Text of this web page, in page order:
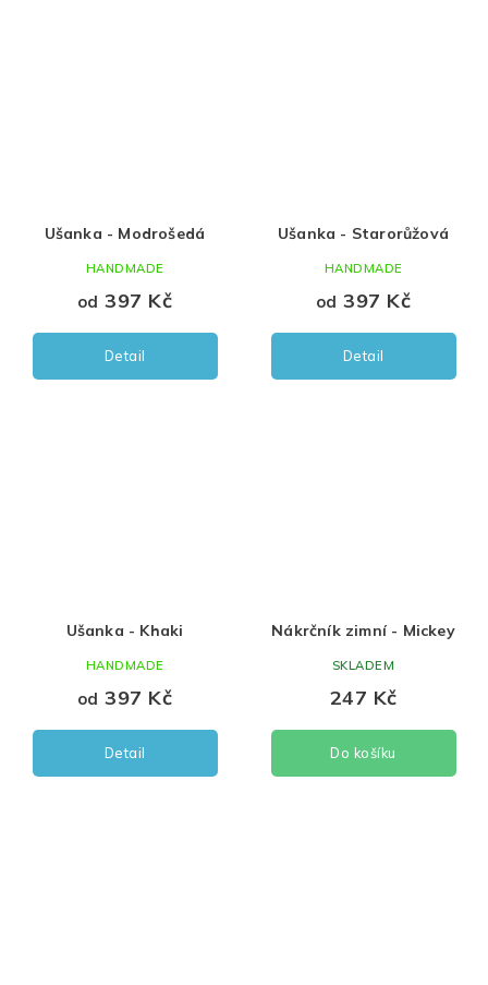
Ušanka - Modrošedá
od 397 Kč
Detail
HANDMADE
Ušanka - Starorůžová
od 397 Kč
Detail
HANDMADE
Ušanka - Khaki
od 397 Kč
Detail
HANDMADE
Nákrčník zimní - Mickey
247 Kč
Do košíku
SKLADEM